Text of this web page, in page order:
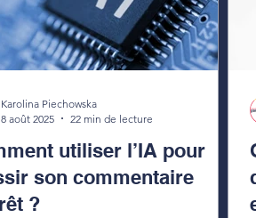
utiliser l’IA pour
son commentaire
?
Karolina Piechowska
8 août 2025
22 min de lecture